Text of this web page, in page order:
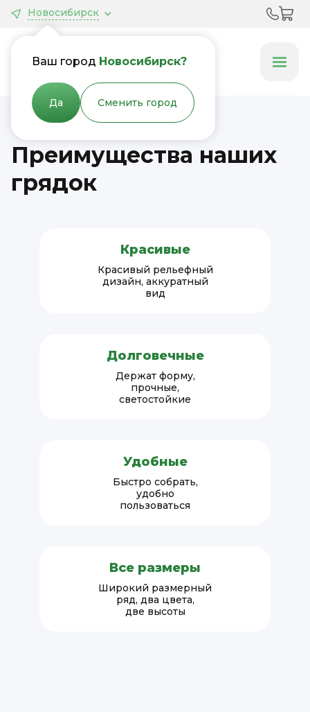
Новосибирск
Ваш город Новосибирск?
Да Сменить город
Грядки & Клумбы
Преимущества наших
грядок
Красивые
Красивый рельефный
дизайн, аккуратный
вид
Долговечные
Держат форму,
прочные,
светостойкие
Удобные
Быстро собрать,
удобно
пользоваться
Все размеры
Широкий размерный
ряд, два цвета,
две высоты